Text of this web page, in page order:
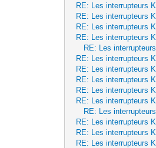
RE: Les interrupteurs
RE: Les interrupteurs
RE: Les interrupteurs
RE: Les interrupteurs
RE: Les
RE: Les interrupteurs
RE: Les interrupteurs
RE: Les interrupteurs
RE: Les interrupteurs
RE: Les interrupteurs
RE: Les
RE: Les interrupteurs
RE: Les interrupteurs
RE: Les interrupteurs